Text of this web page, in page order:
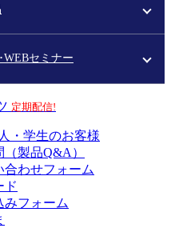
WEBセミナー
定期配信!
・学生のお客様
製品Q&A）
合わせフォーム
ド
みフォーム